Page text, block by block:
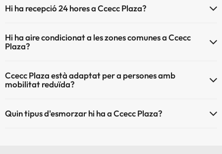
(sol·licita-ho abans d'iniciar el teu viatge).
Hi ha recepció 24 hores a Ccecc Plaza?
Hi ha aire condicionat a les zones comunes a Ccecc
Plaza?
Ccecc Plaza està adaptat per a persones amb
mobilitat reduïda?
Quin tipus d'esmorzar hi ha a Ccecc Plaza?